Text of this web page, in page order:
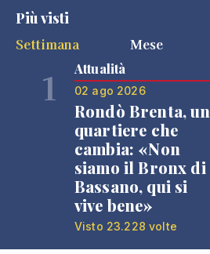
Più visti
Settimana
Mese
1 Attualità
02 ago 2026
Rondò Brenta, un
quartiere che
cambia: «Non
siamo il Bronx di
Bassano, qui si
vive bene»
Visto 23.228 volte